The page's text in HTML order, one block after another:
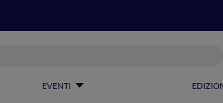
EVENTI